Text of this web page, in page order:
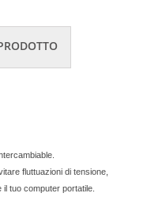
fluttuazioni di tensione,
tuo computer portatile.